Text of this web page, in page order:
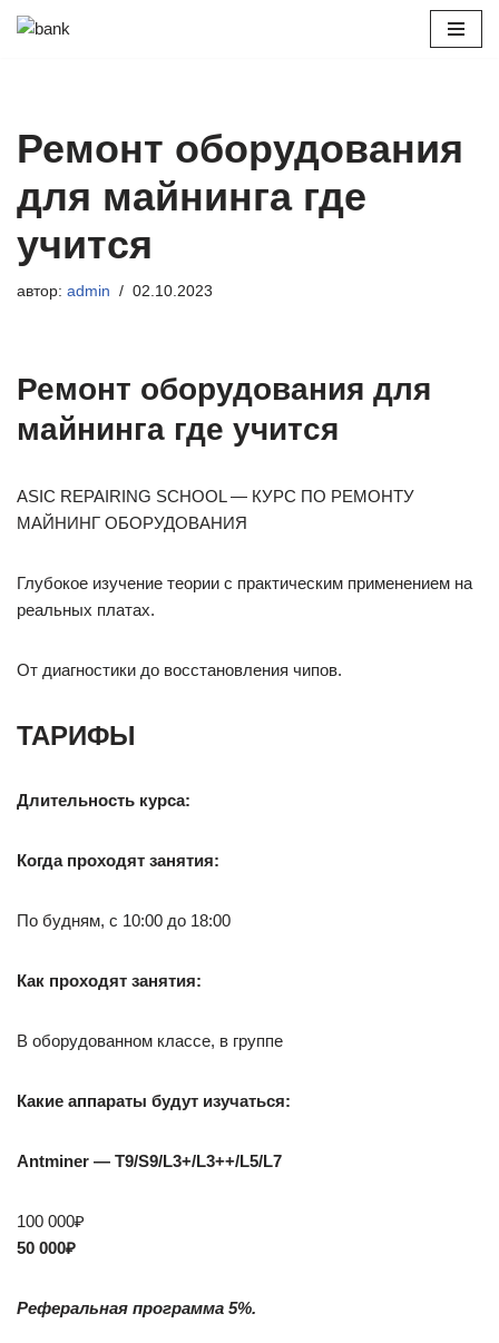
Ремонт оборудования
для майнинга где
учится
автор: admin 02.10.2023
Ремонт оборудования для
майнинга где учится
ASIC REPAIRING SCHOOL — КУРС ПО РЕМОНТУ
МАЙНИНГ ОБОРУДОВАНИЯ
Глубокое изучение теории с практическим применением на
реальных платах.
От диагностики до восстановления чипов.
ТАРИФЫ
Длительность курса:
Когда проходят занятия:
По будням, с 10:00 до 18:00
Как проходят занятия:
В оборудованном классе, в группе
Какие аппараты будут изучаться:
Antminer — T9/S9/L3+/L3++/L5/L7
100 000₽
50 000₽
Реферальная программа 5%.